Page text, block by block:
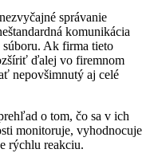
správanie
komunikácia
súboru. Ak firma tieto
ďalej vo firemnom
nepovšimnutý aj celé
o tom, čo sa v ich
monitoruje, vyhodnocuje
rýchlu reakciu.